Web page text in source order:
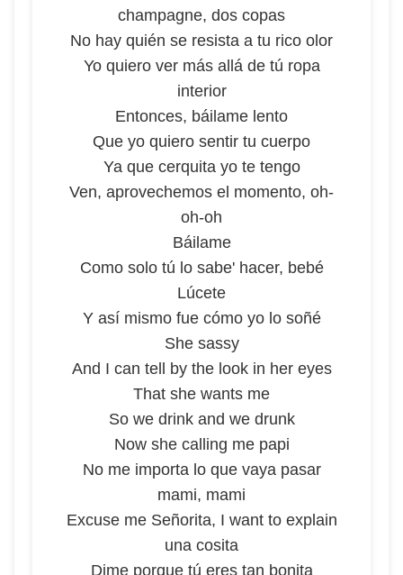
champagne, dos copas
No hay quién se resista a tu rico olor
Yo quiero ver más allá de tú ropa
interior
Entonces, báilame lento
Que yo quiero sentir tu cuerpo
Ya que cerquita yo te tengo
Ven, aprovechemos el momento, oh-
oh-oh
Báilame
Como solo tú lo sabe' hacer, bebé
Lúcete
Y así mismo fue cómo yo lo soñé
She sassy
And I can tell by the look in her eyes
That she wants me
So we drink and we drunk
Now she calling me papi
No me importa lo que vaya pasar
mami, mami
Excuse me Señorita, I want to explain
una cosita
Dime porque tú eres tan bonita